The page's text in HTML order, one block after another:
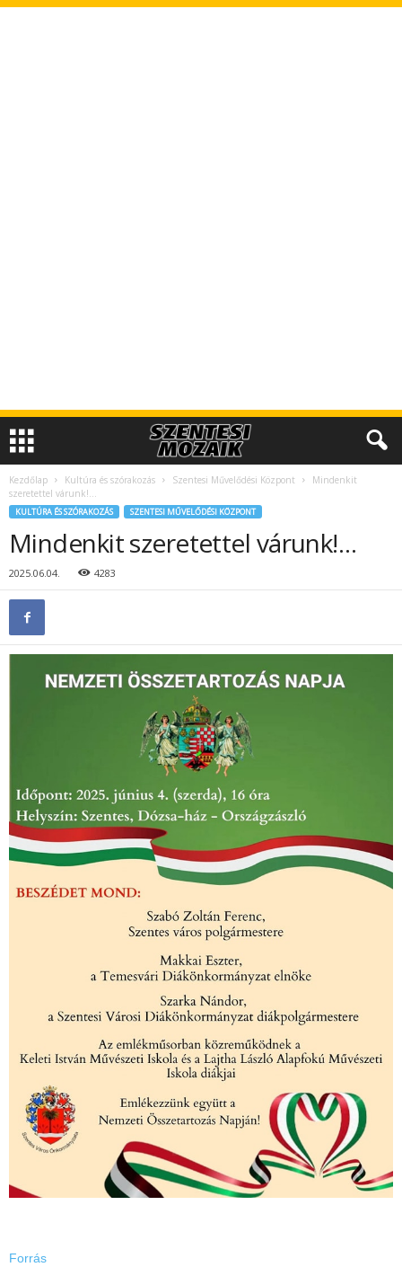
Kezdőlap Kultúra és szórakozás Szentesi Művelődési Központ
Mindenkit
szeretettel várunk!…
KULTÚRA ÉS SZÓRAKOZÁS SZENTESI MŰVELŐDÉSI KÖZPONT
Mindenkit szeretettel várunk!…
2025.06.04. 4283
Forrás